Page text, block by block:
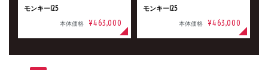
モンキー125
本体価格 ¥463,000
モンキー125
本体価格 ¥463,000